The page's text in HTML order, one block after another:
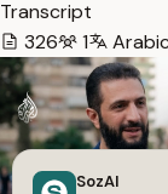
Transcript
326
1
SozAI